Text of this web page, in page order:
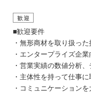
歓迎
■歓迎要件
・無形商材を取り扱っ
・エンタープライズ企
・営業実績の数値分析
・主体性を持って仕事
・コミュニケーション